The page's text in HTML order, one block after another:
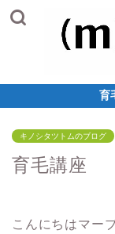
育
キノシタツトムのブログ
育毛講座
こんにちはマー